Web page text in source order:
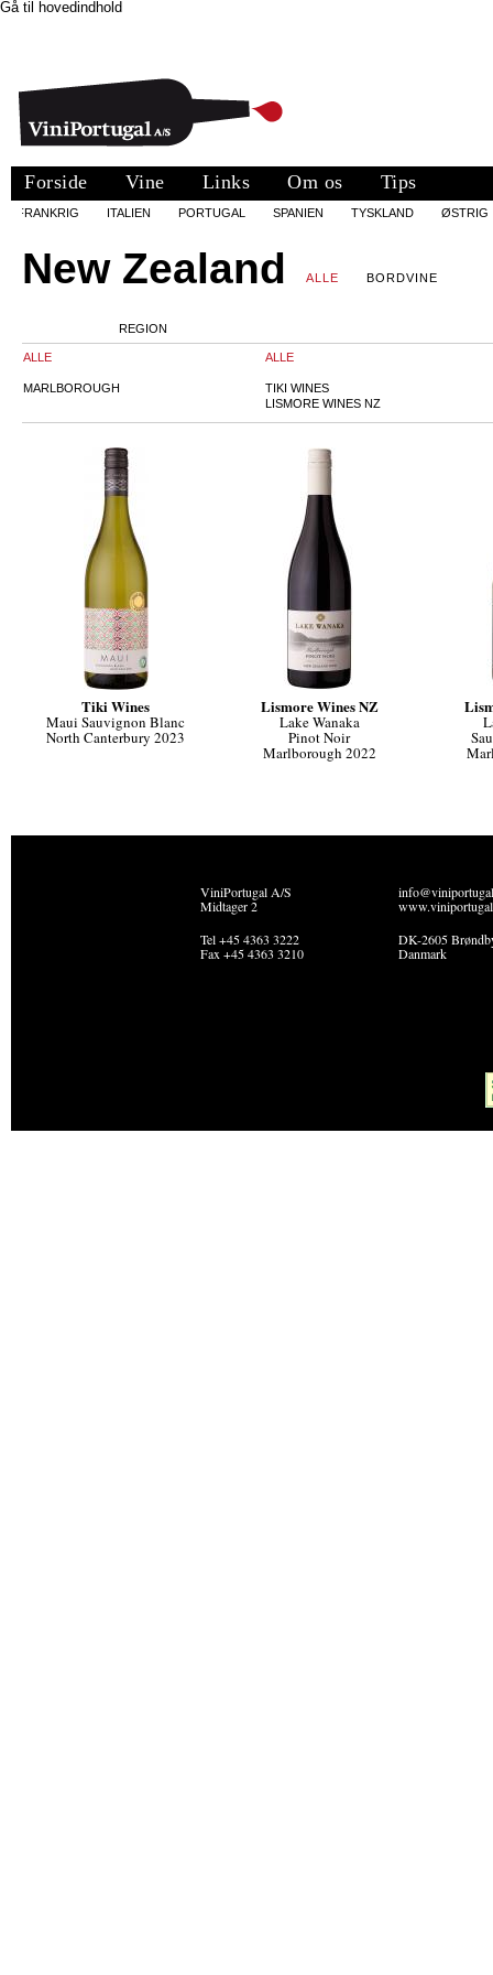
Gå til hovedindhold
Forside Vine Links Om os Tips
FRANKRIG ITALIEN PORTUGAL SPANIEN TYSKLAND ØSTRIG
New Zealand ALLE BORDVINE
REGION
ALLE
MARLBOROUGH
ALLE
TIKI WINES
LISMORE WINES NZ
Tiki Wines
Maui Sauvignon Blanc
North Canterbury 2023
Lismore Wines NZ
Lake Wanaka
Pinot Noir
Marlborough 2022
ViniPortugal A/S
Midtager 2
Tel +45 4363 3222
Fax +45 4363 3210
DK-2605
Danmark